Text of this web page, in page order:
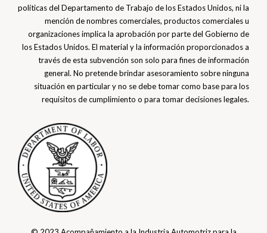
políticas del Departamento de Trabajo de los Estados Unidos, ni la
mención de nombres comerciales, productos comerciales u
organizaciones implica la aprobación por parte del Gobierno de
los Estados Unidos. El material y la información proporcionados a
través de esta subvención son solo para fines de información
general. No pretende brindar asesoramiento sobre ninguna
situación en particular y no se debe tomar como base para los
requisitos de cumplimiento o para tomar decisiones legales.